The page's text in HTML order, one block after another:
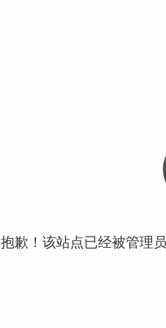
抱歉！该站点已经被管理